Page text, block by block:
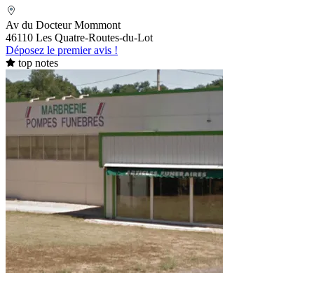
Av du Docteur Mommont
46110 Les Quatre-Routes-du-Lot
Déposez le premier avis !
top notes